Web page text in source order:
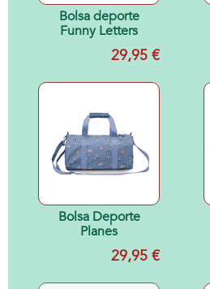
Bolsa deporte
Funny Letters
29,95 €
Bolsa Deporte
Planes
29,95 €